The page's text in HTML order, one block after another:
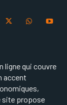
ligne qui couvre
accent
site propose